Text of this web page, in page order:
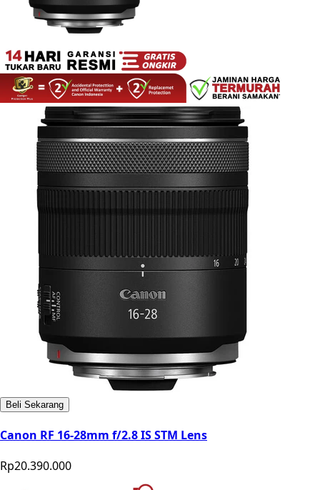
Beli Sekarang
Canon RF 16-28mm f/2.8 IS STM Lens
Rp20.390.000